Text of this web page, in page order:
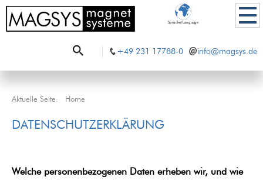
+49 231 17788-0 info@magsys.de
Sprache/Language
Aktuelle Seite: Home
DATENSCHUTZERKLÄRUNG
Welche personenbezogenen Daten erheben wir, und wie